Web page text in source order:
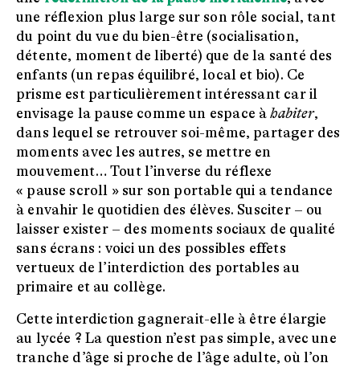
une réflexion plus large sur son rôle social, tant
du point du vue du bien-être (socialisation,
détente, moment de liberté) que de la santé des
enfants (un repas équilibré, local et bio). Ce
prisme est particulièrement intéressant car il
envisage la pause comme un espace àhabiter,
dans lequel se retrouver soi-même, partager des
moments avec les autres, se mettre en
mouvement… Tout l’inverse du réflexe
« pause scroll » sur son portable qui a tendance
à envahir le quotidien des élèves. Susciter – ou
laisser exister – des moments sociaux de qualité
sans écrans : voici un des possibles effets
vertueux de l’interdiction des portables au
primaire et au collège.
Cette interdiction gagnerait-elle à être élargie
au lycée ? La question n’est pas simple, avec une
tranche d’âge si proche de l’âge adulte, où l’on